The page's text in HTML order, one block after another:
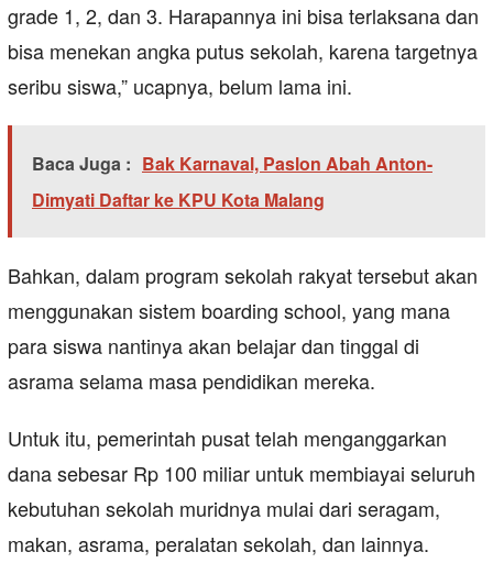
grade 1, 2, dan 3. Harapannya ini bisa terlaksana dan
bisa menekan angka putus sekolah, karena targetnya
seribu siswa,” ucapnya, belum lama ini.
Baca Juga : Bak Karnaval, Paslon Abah Anton-
Dimyati Daftar ke KPU Kota Malang
Bahkan, dalam program sekolah rakyat tersebut akan
menggunakan sistem boarding school, yang mana
para siswa nantinya akan belajar dan tinggal di
asrama selama masa pendidikan mereka.
Untuk itu, pemerintah pusat telah menganggarkan
dana sebesar Rp 100 miliar untuk membiayai seluruh
kebutuhan sekolah muridnya mulai dari seragam,
makan, asrama, peralatan sekolah, dan lainnya.